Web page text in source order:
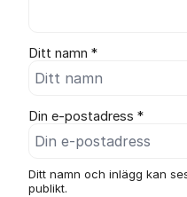
Ditt namn *
Din e-postadress *
Ditt namn och inlägg kan
publikt.